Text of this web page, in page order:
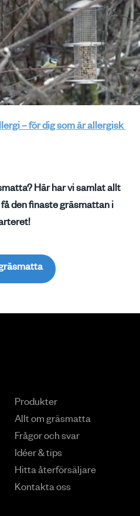
– för dig som är allergisk
Här har vi samlat allt
den finaste gräsmattan i
Produkter
Allt om gräsmatta
Frågor och svar
Idéer & tips
Hitta återförsäljare
Kontakta oss